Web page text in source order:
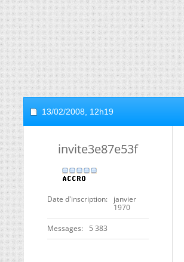
13/02/2008, 12h19
invite3e87e53f
Date d'inscription
janvier
1970
Messages 5 383